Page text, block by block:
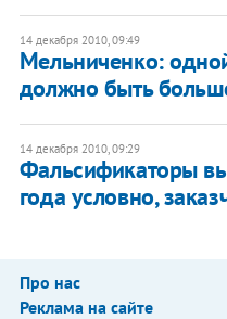
14 декабря 2010, 09:49
Мельниченко:
должно быть
14 декабря 2010, 09:29
Фальсификаторы
года условно,
Про нас
Реклама на сайте